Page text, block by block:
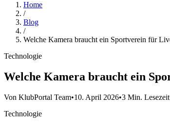
Home
/
Blog
/
Welche Kamera braucht ein Sportverein für
Technologie
Welche Kamera braucht ein
Von KlubPortal Team•10. April 2026•3 Min. Lesezeit
Technologie